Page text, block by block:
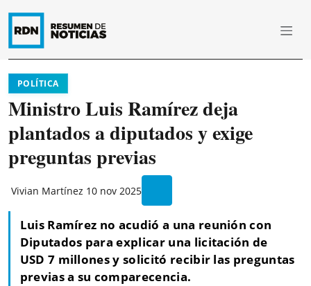
POLÍTICA
Ministro Luis Ramírez deja
plantados a diputados y exige
preguntas previas
Vivian Martínez 10 nov 2025
Luis Ramírez no acudió a una reunión con
Diputados para explicar una licitación de
USD 7 millones y solicitó recibir las preguntas
previas a su comparecencia.